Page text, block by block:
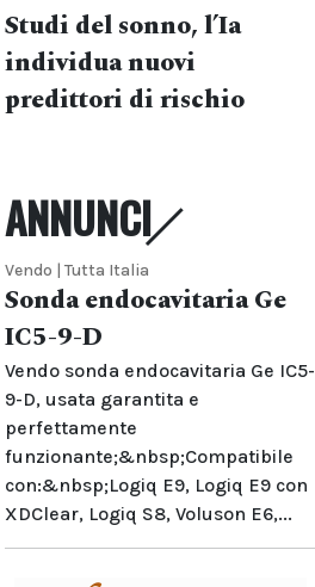
Studi del sonno, l’Ia
individua nuovi
predittori di rischio
ANNUNCI
Vendo | Tutta Italia
Sonda endocavitaria Ge
IC5-9-D
Vendo sonda endocavitaria Ge IC5-
9-D, usata garantita e
perfettamente
funzionante;&nbsp;Compatibile
con:&nbsp;Logiq E9, Logiq E9 con
XDClear, Logiq S8, Voluson E6,...